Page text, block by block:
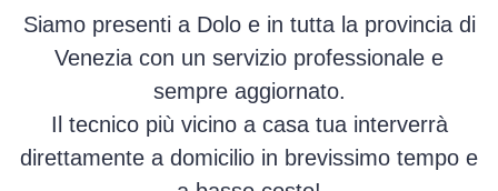
Siamo presenti a Dolo e in tutta la provincia di
Venezia con un servizio professionale e
sempre aggiornato.
Il tecnico più vicino a casa tua interverrà
direttamente a domicilio in brevissimo tempo e